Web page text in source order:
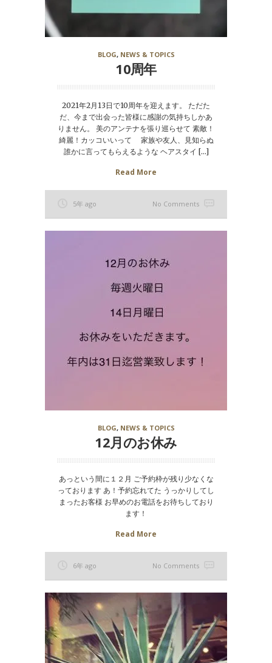
BLOG, NEWS & TOPICS
10周年
2021年2月13日で10周年を迎えます。 ただた
だ、今まで出会った皆様に感謝の気持ちしかあ
りません。 美のアンテナを張り巡らせて 素敵！
綺麗！カッコいいって 家族や友人、見知らぬ
誰かに言ってもらえるような ヘアスタイ […]
Read More
5年 ago No Comments
BLOG, NEWS & TOPICS
12月のお休み
あっという間に１２月 ご予約枠が残り少なくな
っております あ！予約忘れてた うっかりしてし
まったお客様 お早めのお電話をお待ちしており
ます！
Read More
6年 ago No Comments